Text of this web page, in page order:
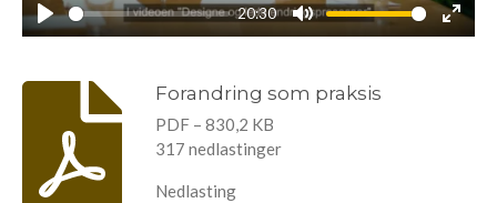
P
20:30
M
t
E
y
Forandring som praksis
PDF – 830,2 KB
317 nedlastinger
Nedlasting